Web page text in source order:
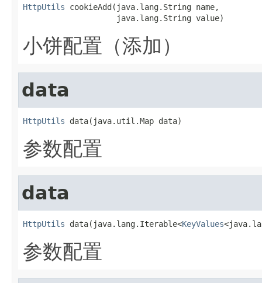
HttpUtils cookieAdd(java.lang.String name,
                    java.lang.String value)
小饼配置（添加）
data
HttpUtils data(java.util.Map data)
参数配置
data
HttpUtils data(java.lang.Iterable<KeyValues
参数配置